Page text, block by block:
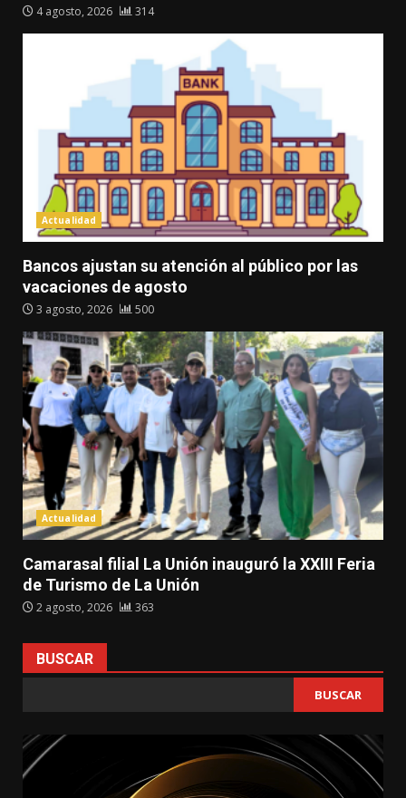
4 agosto, 2026 314
Actualidad
Bancos ajustan su atención al público por las
vacaciones de agosto
3 agosto, 2026 500
Actualidad
Camarasal filial La Unión inauguró la XXIII Feria
de Turismo de La Unión
2 agosto, 2026 363
BUSCAR
BUSCAR